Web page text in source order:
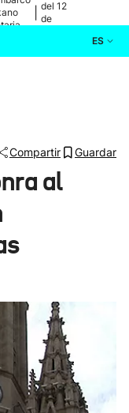
del 12
de
ES
Compartir Guardar
al